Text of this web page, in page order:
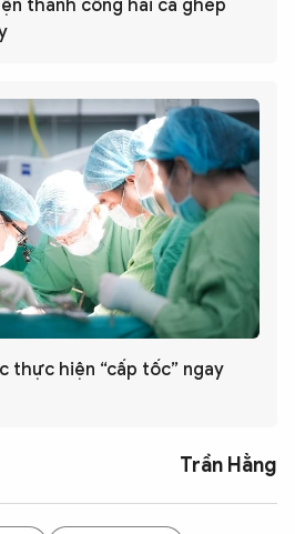
thành công hai ca ghép
thực hiện “cấp tốc” ngay
Trần Hằng